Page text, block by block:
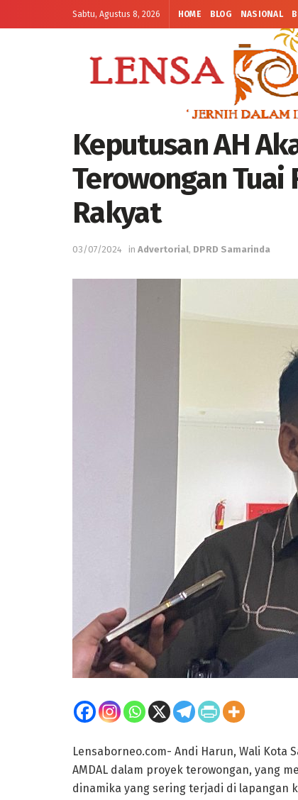
Sabtu, Agustus 8, 2026 HOME BLOG NASIONAL
Keputusan AH
Terowongan Tuai
Rakyat
03/07/2024 in Advertorial, DPRD Samarinda
Lensaborneo.com- Andi Harun, Wali
AMDAL dalam proyek terowongan, yang
dinamika yang sering terjadi di lapangan